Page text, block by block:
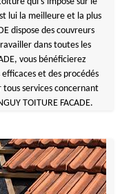
lui la meilleure et la plus
dispose des couvreurs
dans toutes les
vous bénéficierez
et des procédés
services concernant
TOITURE FACADE.